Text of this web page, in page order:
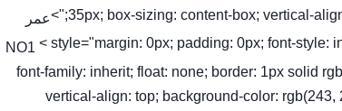
35px; box-sizing: content-box; vertical-
عمر
< style="margin: 0px; padding: 0px; font-style:
font-family: inherit; float: none; border: 1px solid
vertical-align: top; background-color: